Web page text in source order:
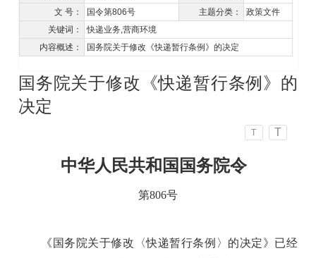
文 号：
国令第806号 主题分类：
政策文件
关键词：
快递业务,营商环境
内容概述：
国务院关于修改《快递暂行条例》的决定
国务院关于修改《快递暂行条例》的
决定
T T
中华人民共和国国务院令
第806号
《国务院关于修改〈快递暂行条例〉的决定》已经